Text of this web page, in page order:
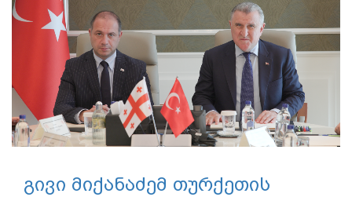
გივი მიქანაძემ თურქეთის